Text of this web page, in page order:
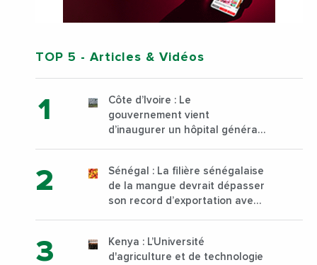
TOP 5 - Articles & Vidéos
Côte d’Ivoire : Le
gouvernement vient
d’inaugurer un hôpital général
Sénégal : La filière sénégalaise
de la mangue devrait dépasser
son record d’exportation avec
Kenya : L’Université
d'agriculture et de technologie